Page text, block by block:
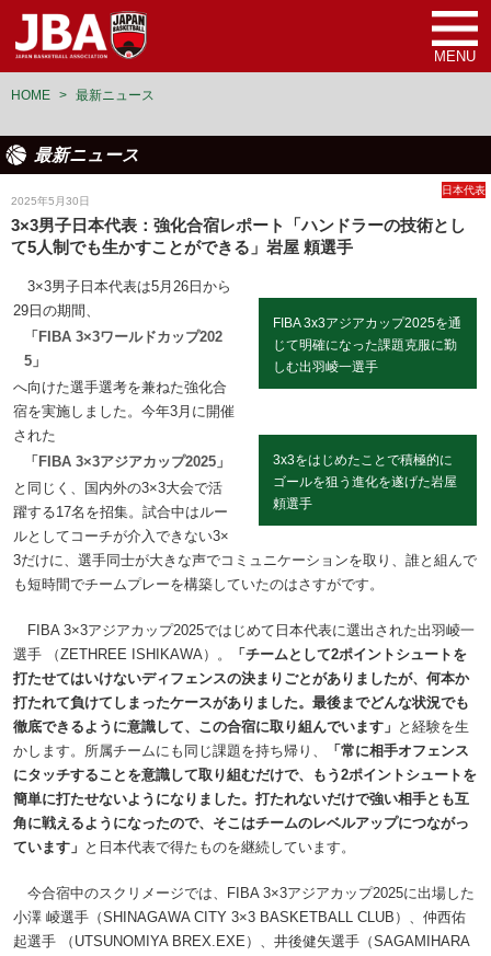
MENU
HOME > 最新ニュース
最新ニュース
2025年5月30日
日本代表
3×3男子日本代表：強化合宿レポート「ハンドラーの技術とし
て5人制でも生かすことができる」岩屋 頼選手
FIBA 3x3アジアカップ2025を通
じて明確になった課題克服に勤
しむ出羽崚一選手
3x3をはじめたことで積極的に
ゴールを狙う進化を遂げた岩屋
頼選手
3×3男子日本代表は5月26日から
29日の期間、
「FIBA 3×3ワールドカップ202
5」
へ向けた選手選考を兼ねた強化合
宿を実施しました。今年3月に開催
された
「FIBA 3×3アジアカップ2025」
と同じく、国内外の3×3大会で活
躍する17名を招集。試合中はルー
ルとしてコーチが介入できない3×
3だけに、選手同士が大きな声でコミュニケーションを取り、誰と組んで
も短時間でチームプレーを構築していたのはさすがです。
FIBA 3×3アジアカップ2025ではじめて日本代表に選出された出羽崚一
選手 （ZETHREE ISHIKAWA）。
「チームとして2ポイントシュートを
打たせてはいけないディフェンスの決まりごとがありましたが、何本か
打たれて負けてしまったケースがありました。最後までどんな状況でも
徹底できるように意識して、この合宿に取り組んでいます」 と経験を生
かします。所属チームにも同じ課題を持ち帰り、
「常に相手オフェンス
にタッチすることを意識して取り組むだけで、もう2ポイントシュートを
簡単に打たせないようになりました。打たれないだけで強い相手とも互
角に戦えるようになったので、そこはチームのレベルアップにつながっ
ています」 と日本代表で得たものを継続しています。
今合宿中のスクリメージでは、FIBA 3×3アジアカップ2025に出場した
小澤 崚選手（SHINAGAWA CITY 3×3 BASKETBALL CLUB）、仲西佑
起選手 （UTSUNOMIYA BREX.EXE）、井後健矢選手（SAGAMIHARA